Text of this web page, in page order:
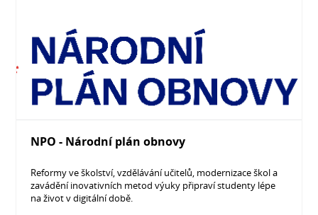
NPO - Národní plán obnovy
Reformy ve školství, vzdělávání učitelů, modernizace škol a
zavádění inovativních metod výuky připraví studenty lépe
na život v digitální době.